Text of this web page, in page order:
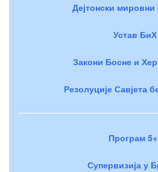
Дејтонски
Устав БиХ
Закони Босне и
Резолуције Савјета
Програм
Супервизија у